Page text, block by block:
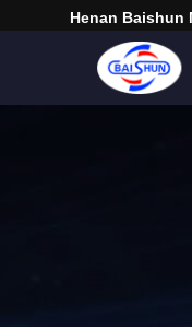
Henan Baishun